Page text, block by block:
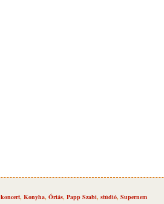
koncert, Konyha, Óriás, Papp Szabi, stúdió, Supernem